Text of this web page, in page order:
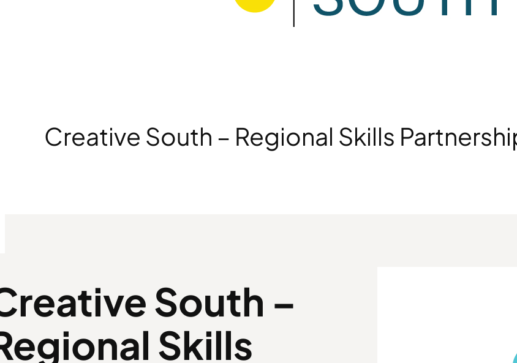
Creative South – Regional Skills
South –
Skills